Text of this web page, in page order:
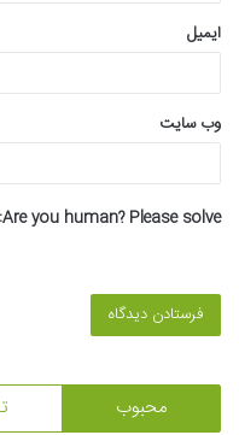
ایمیل
وب‌ سایت
Are you human? Please solve:
محبوب